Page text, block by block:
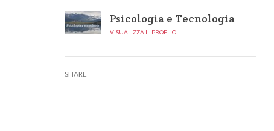
Psicologia e Tecnologia
VISUALIZZA IL PROFILO
SHARE